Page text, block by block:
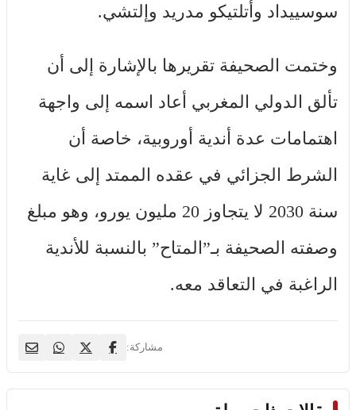
سوسييداد وأتلتيكو مدريد وإلتشي.
وختمت الصحيفة تقريرها بالإشارة إلى أن
تألق الدولي المغربي أعاد اسمه إلى واجهة
اهتمامات عدة أندية أوروبية، خاصة أن
الشرط الجزائي في عقده الممتد إلى غاية
سنة 2030 لا يتجاوز 20 مليون يورو، وهو مبلغ
وصفته الصحيفة بـ”المتاح” بالنسبة للأندية
الراغبة في التعاقد معه.
مشاركة: